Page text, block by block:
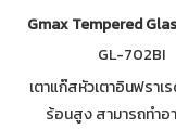
Gmax Tempered
GL-702BI
เตาแก๊สหัวเตาอินฟราเ
ร้อนสูง สามารถทำอ